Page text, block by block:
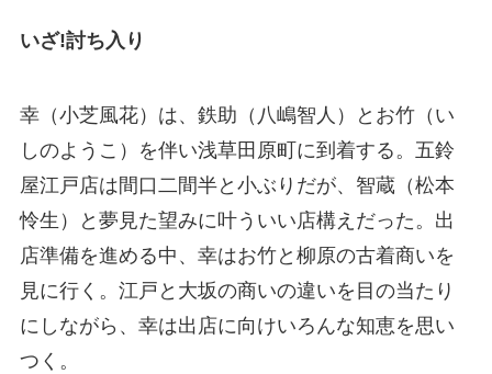
いざ!討ち入り
幸（小芝風花）は、鉄助（八嶋智人）とお竹（い
しのようこ）を伴い浅草田原町に到着する。五鈴
屋江戸店は間口二間半と小ぶりだが、智蔵（松本
怜生）と夢見た望みに叶ういい店構えだった。出
店準備を進める中、幸はお竹と柳原の古着商いを
見に行く。江戸と大坂の商いの違いを目の当たり
にしながら、幸は出店に向けいろんな知恵を思い
つく。